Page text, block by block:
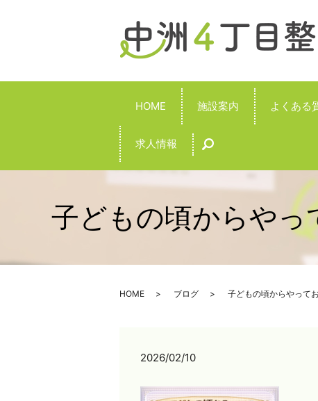
HOME 施設案内 よくある
求人情報
search
子どもの頃からや
HOME ブログ 子どもの頃からやって
2026/02/10